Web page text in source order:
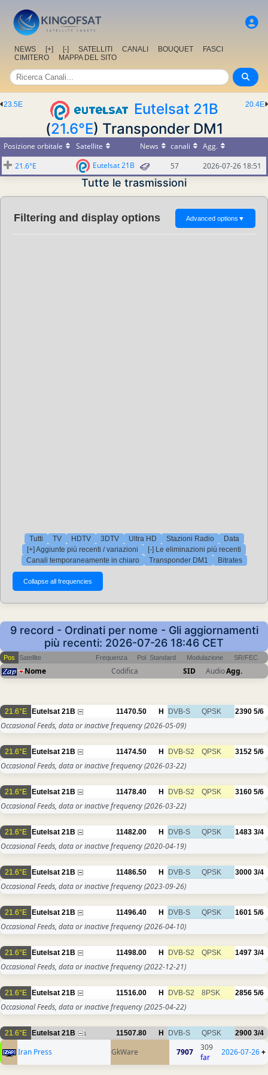
NEWS [+] [-] SATELLITI CANALI BOUQUET
FASCI
CIMITERO
MAPPA DEL SITO
20.4E
23.5E
Eutelsat 21B
(21.6°E) Transponder DM1
Posizione orbitale Satellite News canali
Agg.
21.6°E
Eutelsat 21B 57 2026-07-26 18:51
Tutte le trasmissioni
Filtering and display options Advanced options ▼
Tutti TV HDTV 3DTV Ultra HD Stazioni Radio
Data
[+] Aggiunte più recenti / variazioni
[-] Le eliminazioni più recenti
Canali temporaneamente in chiaro
Transponder DM1 Bitrates
9 record - Ordinati per nome - Gli aggiornamenti
più recenti: 2026-07-26 18:46 CET
Pos Satellite Frequenza Pol Standard Modulazione SR/FEC
Nome Codifica SID AudioAgg.
21.6°E Eutelsat 21B 11470.50 H DVB-S QPSK 2390 5/6
Occasional Feeds, data or inactive frequency(2026-05-09)
21.6°E Eutelsat 21B 11474.50 H DVB-S2 QPSK 3152 5/6
Occasional Feeds, data or inactive frequency(2026-03-22)
21.6°E Eutelsat 21B 11478.40 H DVB-S2 QPSK 3160 5/6
Occasional Feeds, data or inactive frequency(2026-03-22)
21.6°E Eutelsat 21B 11482.00 H DVB-S QPSK 1483 3/4
Occasional Feeds, data or inactive frequency(2020-04-19)
21.6°E Eutelsat 21B 11486.50 H DVB-S QPSK 3000 3/4
Occasional Feeds, data or inactive frequency(2023-09-26)
21.6°E Eutelsat 21B 11496.40 H DVB-S QPSK 1601 5/6
Occasional Feeds, data or inactive frequency(2026-04-10)
21.6°E Eutelsat 21B 11498.00 H DVB-S2 QPSK 1497 3/4
Occasional Feeds, data or inactive frequency(2022-12-21)
21.6°E Eutelsat 21B 11516.00 H DVB-S2 8PSK 2856 5/6
Occasional Feeds, data or inactive frequency(2025-04-22)
21.6°E Eutelsat 21B 1 11507.80 H DVB-S QPSK 2900 3/4
Iran Press GkWare 7907
309
far
2026-07-26+